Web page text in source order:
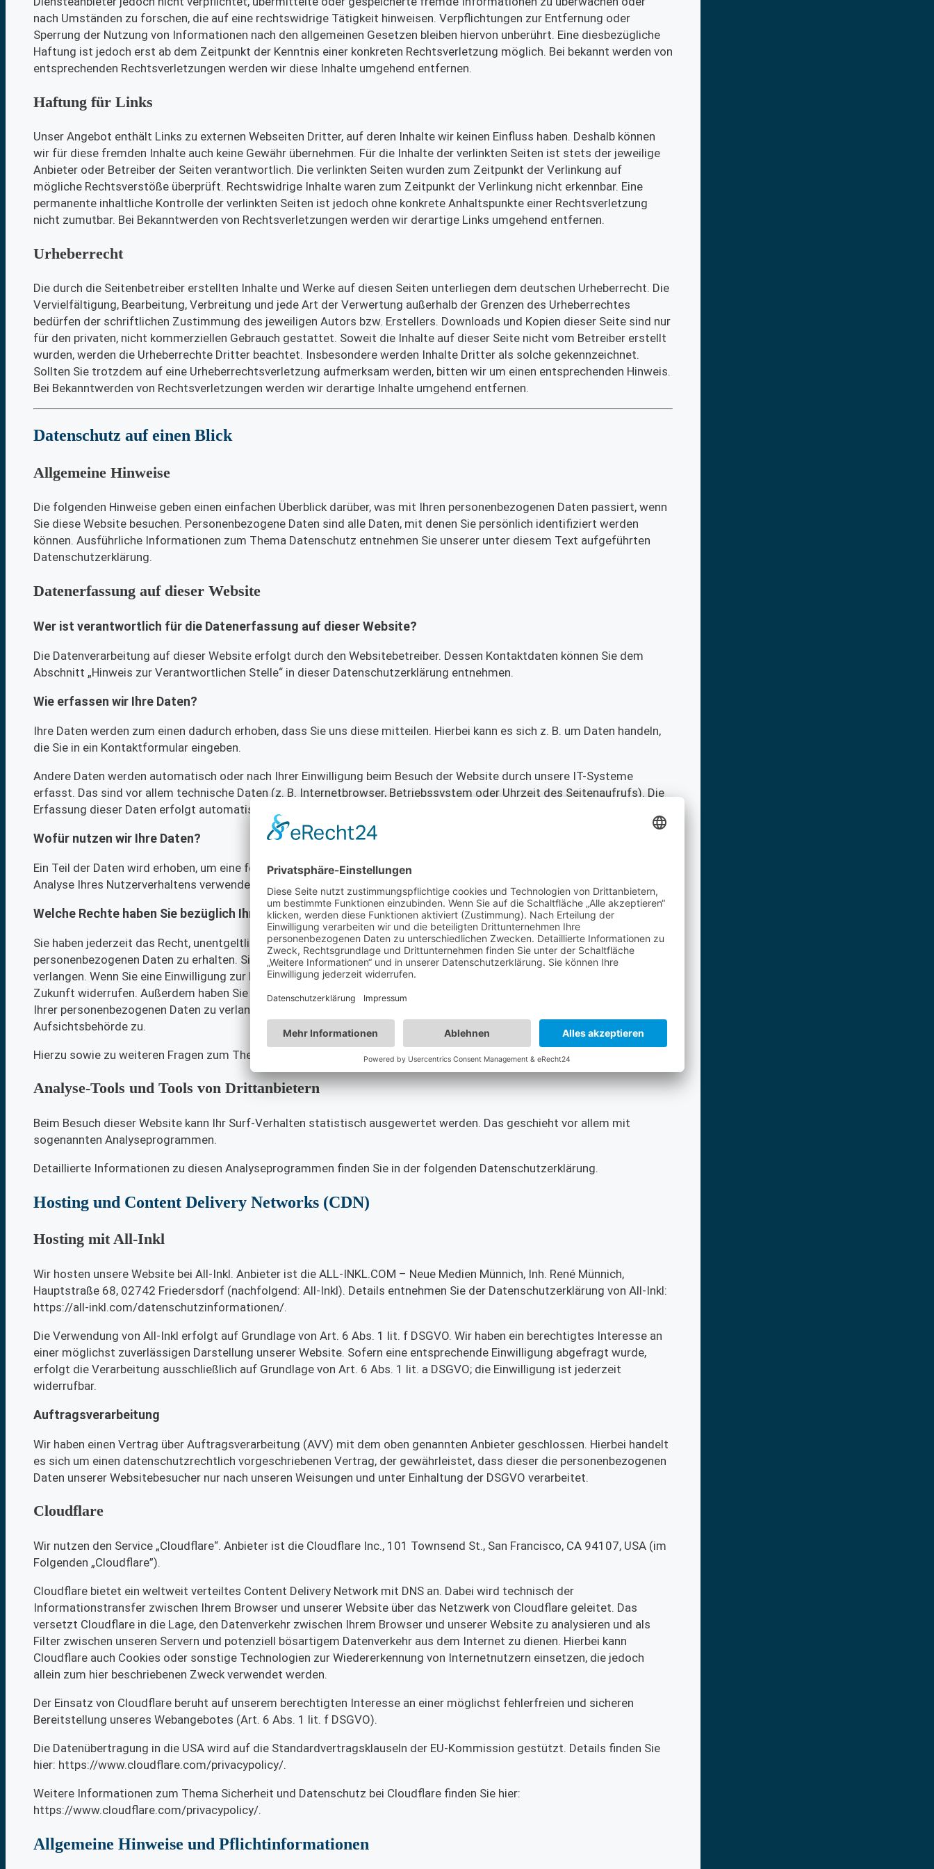
nach Umständen zu forschen, die auf eine rechtswidrige Tätigkeit hinweisen. Verpflichtungen zur Entfernung oder
Sperrung der Nutzung von Informationen nach den allgemeinen Gesetzen bleiben hiervon unberührt. Eine diesbezügliche
Haftung ist jedoch erst ab dem Zeitpunkt der Kenntnis einer konkreten Rechtsverletzung möglich. Bei bekannt werden von
entsprechenden Rechtsverletzungen werden wir diese Inhalte umgehend entfernen.
Haftung für Links
Unser Angebot enthält Links zu externen Webseiten Dritter, auf deren Inhalte wir keinen Einfluss haben. Deshalb können
wir für diese fremden Inhalte auch keine Gewähr übernehmen. Für die Inhalte der verlinkten Seiten ist stets der jeweilige
Anbieter oder Betreiber der Seiten verantwortlich. Die verlinkten Seiten wurden zum Zeitpunkt der Verlinkung auf
mögliche Rechtsverstöße überprüft. Rechtswidrige Inhalte waren zum Zeitpunkt der Verlinkung nicht erkennbar. Eine
permanente inhaltliche Kontrolle der verlinkten Seiten ist jedoch ohne konkrete Anhaltspunkte einer Rechtsverletzung
nicht zumutbar. Bei Bekanntwerden von Rechtsverletzungen werden wir derartige Links umgehend entfernen.
Urheberrecht
Die durch die Seitenbetreiber erstellten Inhalte und Werke auf diesen Seiten unterliegen dem deutschen Urheberrecht. Die
Vervielfältigung, Bearbeitung, Verbreitung und jede Art der Verwertung außerhalb der Grenzen des Urheberrechtes
bedürfen der schriftlichen Zustimmung des jeweiligen Autors bzw. Erstellers. Downloads und Kopien dieser Seite sind nur
für den privaten, nicht kommerziellen Gebrauch gestattet. Soweit die Inhalte auf dieser Seite nicht vom Betreiber erstellt
wurden, werden die Urheberrechte Dritter beachtet. Insbesondere werden Inhalte Dritter als solche gekennzeichnet.
Sollten Sie trotzdem auf eine Urheberrechtsverletzung aufmerksam werden, bitten wir um einen entsprechenden Hinweis.
Bei Bekanntwerden von Rechtsverletzungen werden wir derartige Inhalte umgehend entfernen.
Datenschutz auf einen Blick
Allgemeine Hinweise
Die folgenden Hinweise geben einen einfachen Überblick darüber, was mit Ihren personenbezogenen Daten passiert, wenn
Sie diese Website besuchen. Personenbezogene Daten sind alle Daten, mit denen Sie persönlich identifiziert werden
können. Ausführliche Informationen zum Thema Datenschutz entnehmen Sie unserer unter diesem Text aufgeführten
Datenschutzerklärung.
Datenerfassung auf dieser Website
Wer ist verantwortlich für die Datenerfassung auf dieser Website?
Die Datenverarbeitung auf dieser Website erfolgt durch den Websitebetreiber. Dessen Kontaktdaten können Sie dem
Abschnitt „Hinweis zur Verantwortlichen Stelle“ in dieser Datenschutzerklärung entnehmen.
Wie erfassen wir Ihre Daten?
Ihre Daten werden zum einen dadurch erhoben, dass Sie uns diese mitteilen. Hierbei kann es sich z. B. um Daten handeln,
die Sie in ein Kontaktformular eingeben.
Andere Daten werden automatisch oder nach Ihrer Einwilligung beim Besuch der Website durch unsere IT-Systeme
erfasst. Das sind vor allem technische Daten (z. B. Internetbrowser, Betriebssystem oder Uhrzeit des Seitenaufrufs). Die
Erfassung dieser Daten erfolgt automatisch, sobald Sie diese Website betreten.
Wofür nutzen wir Ihre Daten?
Ein Teil der Daten wird erhoben, um eine fehlerfreie Bereitstellung der Website zu gewährleisten. Andere Daten können zur
Analyse Ihres Nutzerverhaltens verwendet werden.
Welche Rechte haben Sie bezüglich Ihrer Daten?
Sie haben jederzeit das Recht, unentgeltlich Auskunft über Herkunft, Empfänger und Zweck Ihrer gespeicherten
personenbezogenen Daten zu erhalten. Sie haben außerdem ein Recht, die Berichtigung oder Löschung dieser Daten zu
verlangen. Wenn Sie eine Einwilligung zur Datenverarbeitung erteilt haben, können Sie diese Einwilligung jederzeit für die
Zukunft widerrufen. Außerdem haben Sie das Recht, unter bestimmten Umständen die Einschränkung der Verarbeitung
Ihrer personenbezogenen Daten zu verlangen. Des Weiteren steht Ihnen ein Beschwerderecht bei der zuständigen
Aufsichtsbehörde zu.
Hierzu sowie zu weiteren Fragen zum Thema Datenschutz können Sie sich jederzeit an uns wenden.
Analyse-Tools und Tools von Dritt­anbietern
Beim Besuch dieser Website kann Ihr Surf-Verhalten statistisch ausgewertet werden. Das geschieht vor allem mit
sogenannten Analyseprogrammen.
Detaillierte Informationen zu diesen Analyseprogrammen finden Sie in der folgenden Datenschutzerklärung.
Hosting und Content Delivery Networks (CDN)
Hosting mit All-Inkl
Wir hosten unsere Website bei All-Inkl. Anbieter ist die ALL-INKL.COM – Neue Medien Münnich, Inh. René Münnich,
Hauptstraße 68, 02742 Friedersdorf (nachfolgend: All-Inkl). Details entnehmen Sie der Datenschutzerklärung von All-Inkl:
https://all-inkl.com/datenschutzinformationen/.
Die Verwendung von All-Inkl erfolgt auf Grundlage von Art. 6 Abs. 1 lit. f DSGVO. Wir haben ein berechtigtes Interesse an
einer möglichst zuverlässigen Darstellung unserer Website. Sofern eine entsprechende Einwilligung abgefragt wurde,
erfolgt die Verarbeitung ausschließlich auf Grundlage von Art. 6 Abs. 1 lit. a DSGVO; die Einwilligung ist jederzeit
widerrufbar.
Auftragsverarbeitung
Wir haben einen Vertrag über Auftragsverarbeitung (AVV) mit dem oben genannten Anbieter geschlossen. Hierbei handelt
es sich um einen datenschutzrechtlich vorgeschriebenen Vertrag, der gewährleistet, dass dieser die personenbezogenen
Daten unserer Websitebesucher nur nach unseren Weisungen und unter Einhaltung der DSGVO verarbeitet.
Cloudflare
Wir nutzen den Service „Cloudflare“. Anbieter ist die Cloudflare Inc., 101 Townsend St., San Francisco, CA 94107, USA (im
Folgenden „Cloudflare”).
Cloudflare bietet ein weltweit verteiltes Content Delivery Network mit DNS an. Dabei wird technisch der
Informationstransfer zwischen Ihrem Browser und unserer Website über das Netzwerk von Cloudflare geleitet. Das
versetzt Cloudflare in die Lage, den Datenverkehr zwischen Ihrem Browser und unserer Website zu analysieren und als
Filter zwischen unseren Servern und potenziell bösartigem Datenverkehr aus dem Internet zu dienen. Hierbei kann
Cloudflare auch Cookies oder sonstige Technologien zur Wiedererkennung von Internetnutzern einsetzen, die jedoch
allein zum hier beschriebenen Zweck verwendet werden.
Der Einsatz von Cloudflare beruht auf unserem berechtigten Interesse an einer möglichst fehlerfreien und sicheren
Bereitstellung unseres Webangebotes (Art. 6 Abs. 1 lit. f DSGVO).
Die Datenübertragung in die USA wird auf die Standardvertragsklauseln der EU-Kommission gestützt. Details finden Sie
hier: https://www.cloudflare.com/privacypolicy/.
Weitere Informationen zum Thema Sicherheit und Datenschutz bei Cloudflare finden Sie hier:
https://www.cloudflare.com/privacypolicy/.
Allgemeine Hinweise und Pflicht­informationen